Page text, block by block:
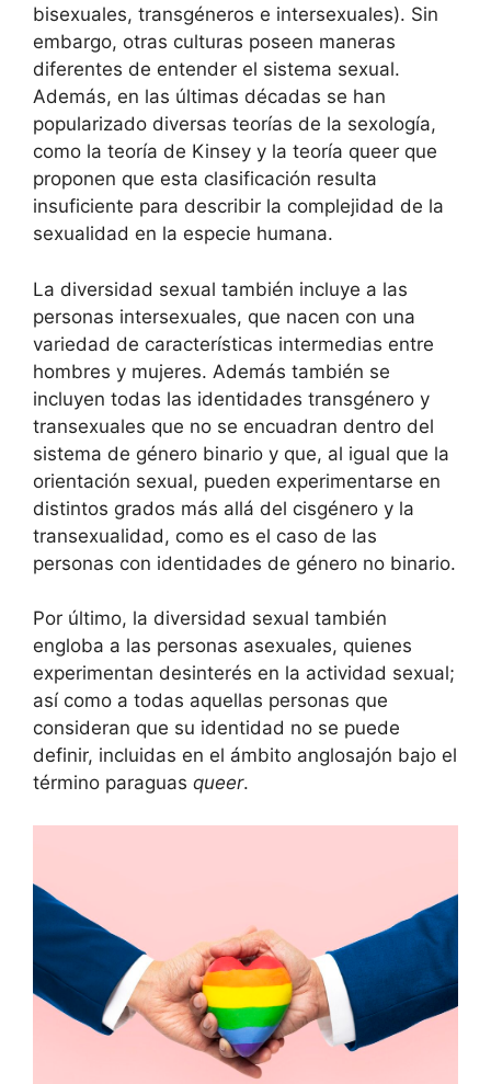
bisexuales, transgéneros e intersexuales). Sin
embargo, otras culturas poseen maneras
diferentes de entender el sistema sexual.​
Además, en las últimas décadas se han
popularizado diversas teorías de la sexología,
como la teoría de Kinsey y la teoría queer que
proponen que esta clasificación resulta
insuficiente para describir la complejidad de la
sexualidad en la especie humana.
La diversidad sexual también incluye a las
personas intersexuales, que nacen con una
variedad de características intermedias entre
hombres y mujeres.​ Además también se
incluyen todas las identidades transgénero y
transexuales que no se encuadran dentro del
sistema de género binario y que, al igual que la
orientación sexual, pueden experimentarse en
distintos grados más allá del cisgénero y la
transexualidad, como es el caso de las
personas con identidades de género no binario.
Por último, la diversidad sexual también
engloba a las personas asexuales, quienes
experimentan desinterés en la actividad sexual;​
así como a todas aquellas personas que
consideran que su identidad no se puede
definir, incluidas en el ámbito anglosajón bajo el
término paraguas queer.